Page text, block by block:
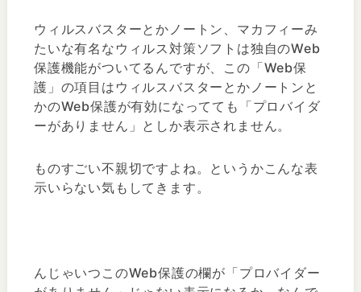
ウィルスバスターとかノートン、マカフィーみ
たいな有名なウィルス対策ソフトは独自のWeb
保護機能がついてるんですが、この「Web保
護」の項目はウィルスバスターとかノートンと
かのWeb保護が有効になってても「プロバイダ
ーがありません」としか表示されません。
ものすごい不親切ですよね。というかこんな表
示いらない気もしてきます。
んじゃいつこのWeb保護の欄が「プロバイダー